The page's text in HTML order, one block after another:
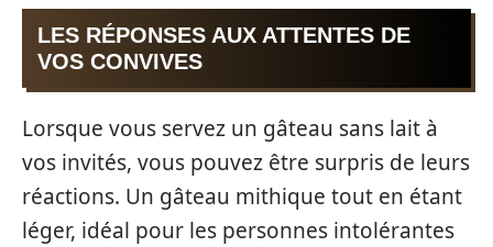
LES RÉPONSES AUX ATTENTES DE
VOS CONVIVES
Lorsque vous servez un gâteau sans lait à
vos invités, vous pouvez être surpris de leurs
réactions. Un gâteau mithique tout en étant
léger, idéal pour les personnes intolérantes